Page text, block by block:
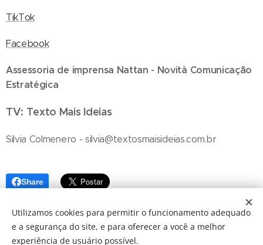
TikTok
Facebook
Assessoria de imprensa Nattan - Novità Comunicação
Estratégica
TV: Texto Mais Ideias
Silvia Colmenero - silvia@textosmaisideias.com.br
Share
Utilizamos cookies para permitir o funcionamento adequado
e a segurança do site, e para oferecer a você a melhor
experiência de usuário possível.